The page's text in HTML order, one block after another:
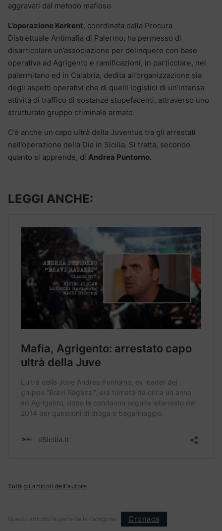
aggravati dal metodo mafioso.
L’operazione Kerkent, coordinata dalla Procura
Distrettuale Antimafia di Palermo, ha permesso di
disarticolare un’associazione per delinquere con base
operativa ad Agrigento e ramificazioni, in particolare, nel
palermitano ed in Calabria, dedita all’organizzazione sia
degli aspetti operativi che di quelli logistici di un’intensa
attività di traffico di sostanze stupefacenti, attraverso uno
strutturato gruppo criminale armato.
C’è anche un capo ultrà della Juventus tra gli arrestati
nell’operazione della Dia in Sicilia. Si tratta, secondo
quanto si apprende, di Andrea Puntorno.
LEGGI ANCHE:
Tutti gli articoli dell'autore
Questo articolo fa parte delle categorie: Cronaca